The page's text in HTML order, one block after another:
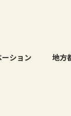
ション 地方